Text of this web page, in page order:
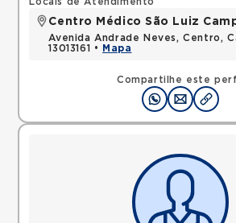
Compartilhe este
Centro Médico São Luiz
Avenida Andrade Neves, Centro,
13013161 •
Mapa